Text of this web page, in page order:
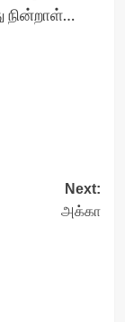
நின்றாள்…
Next:
அக்கா